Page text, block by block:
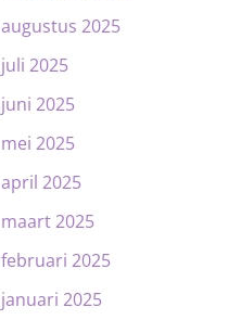
augustus 2025
juli 2025
juni 2025
mei 2025
april 2025
maart 2025
februari 2025
januari 2025